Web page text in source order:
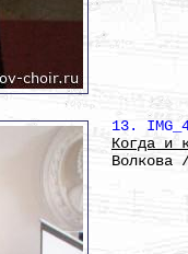
13.
Когда и
Волкова